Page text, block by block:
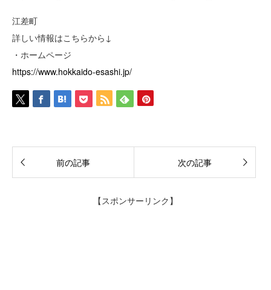
江差町
詳しい情報はこちらから↓
・ホームページ
https://www.hokkaido-esashi.jp/
前の記事 次の記事
【スポンサーリンク】